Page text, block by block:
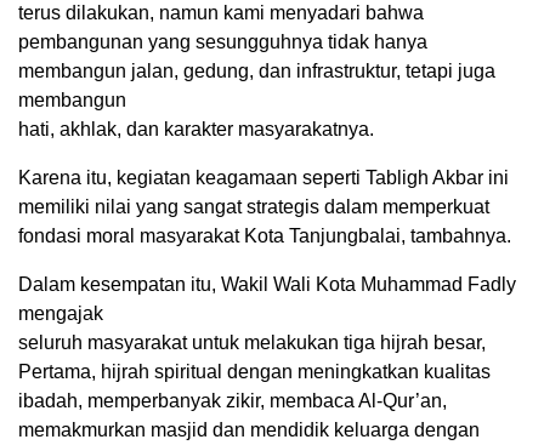
terus dilakukan, namun kami menyadari bahwa
pembangunan yang sesungguhnya tidak hanya
membangun jalan, gedung, dan infrastruktur, tetapi juga
membangun
hati, akhlak, dan karakter masyarakatnya.
Karena itu, kegiatan keagamaan seperti Tabligh Akbar ini
memiliki nilai yang sangat strategis dalam memperkuat
fondasi moral masyarakat Kota Tanjungbalai, tambahnya.
Dalam kesempatan itu, Wakil Wali Kota Muhammad Fadly
mengajak
seluruh masyarakat untuk melakukan tiga hijrah besar,
Pertama, hijrah spiritual dengan meningkatkan kualitas
ibadah, memperbanyak zikir, membaca Al-Qur’an,
memakmurkan masjid dan mendidik keluarga dengan